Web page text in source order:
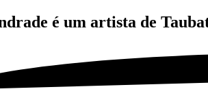
é um artista de